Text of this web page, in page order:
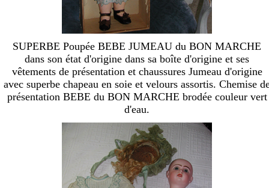
SUPERBE Poupée BEBE JUMEAU du BON MARCHE
dans son état d'origine dans sa boîte d'origine et ses
vêtements de présentation et chaussures Jumeau d'origine
avec superbe chapeau en soie et velours assortis. Chemise
présentation BEBE du BON MARCHE brodée couleur vert
d'eau.